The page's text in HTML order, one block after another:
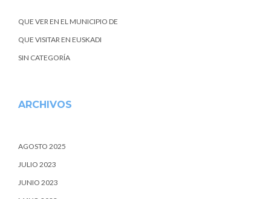
QUE VER EN EL MUNICIPIO DE
QUE VISITAR EN EUSKADI
SIN CATEGORÍA
ARCHIVOS
AGOSTO 2025
JULIO 2023
JUNIO 2023